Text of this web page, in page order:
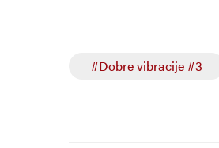
#Dobre vibracije #3